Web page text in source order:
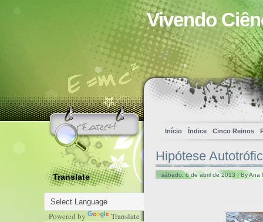
Vivendo
Início Índice Cinco Reinos
Translate
Powered by Translate
Hipótese
sábado, 6 de abril de 2013 | By Ana